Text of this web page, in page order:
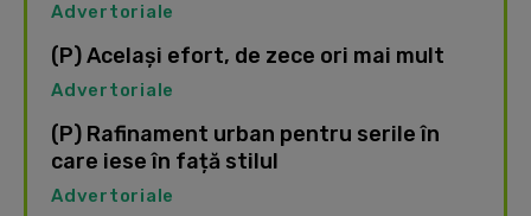
Advertoriale
(P) Același efort, de zece ori mai mult
Advertoriale
(P) Rafinament urban pentru serile în
care iese în față stilul
Advertoriale